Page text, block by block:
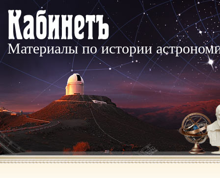
Материалы по истории